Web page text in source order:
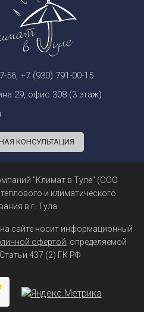
56 +7 (930) 791-00-15
29, офис 308 (3 этаж)
КОНСУЛЬТАЦИЯ
"Климат в Туле" (ООО
и климатического
в г. Тула
сайте носит информационный
офертой , определяемой
437 (2) ГК РФ